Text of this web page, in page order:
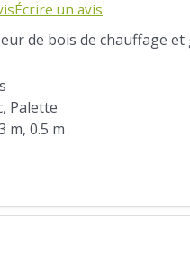
Écrire un avis
de bois de chauffage
Palette
m, 0.5 m